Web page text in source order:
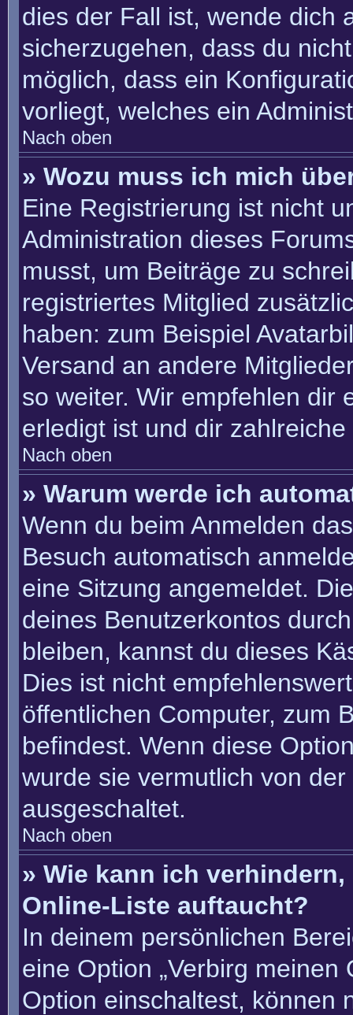
dies der Fall ist, wende dich
sicherzugehen, dass du
möglich, dass ein
vorliegt, welches ein
Nach oben
» Wozu muss ich mich
Eine Registrierung ist nicht
Administration dieses
musst, um Beiträge zu
registriertes Mitglied
haben: zum Beispiel
Versand an andere
so weiter. Wir empfehlen dir
erledigt ist und dir
Nach oben
» Warum werde ich
Wenn du beim Anmelden
Besuch automatisch
eine Sitzung angemeldet.
deines Benutzerkontos
bleiben, kannst du dieses
Dies ist nicht
öffentlichen Computer, zum
befindest. Wenn diese
wurde sie vermutlich von
ausgeschaltet.
Nach oben
» Wie kann ich
Online-Liste auftaucht?
In deinem persönlichen
eine Option „Verbirg meinen
Option einschaltest, können